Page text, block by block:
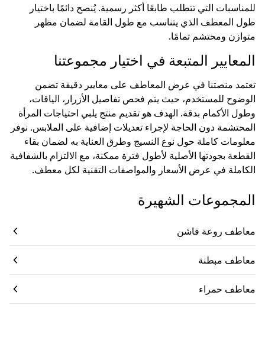
للمناسبات التي تتطلب طابعًا أكثر رسمية. يُنصح دائمًا باختيار
طول المعطف الذي يتناسب مع طول القامة لضمان مظهر
متوازن ومحتشم تمامًا.
المعايير المتبعة في اختيار مجموعتنا
تعتمد منصتنا في عرض المعاطف على معايير دقيقة تضمن
الوضوح للمستخدم، حيث يتم فحص تفاصيل الأزرار، الياقات،
وطول الأكمام بدقة. الهدف هو تقديم منتج يلبي احتياجات المرأة
المحتشمة دون الحاجة لإجراء تعديلات إضافية على الملابس. نوفر
معلومات كاملة حول نوع النسيج وطرق العناية به لضمان بقاء
القطعة بجودتها الأصلية لأطول فترة ممكنة، مع الالتزام بالشفافية
الكاملة في عرض الأسعار والمواصفات التقنية لكل معطف.
المجموعات الشهيرة
معاطف روعة فاشن
معاطف مبطنة
معاطف حمراء